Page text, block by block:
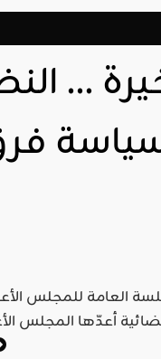
…
العامة للمجلس
على أول حركة قضائية أعدّها